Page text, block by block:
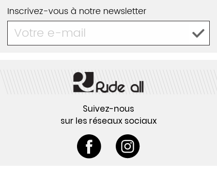
Inscrivez-vous à notre newsletter
Suivez-nous
sur les réseaux sociaux